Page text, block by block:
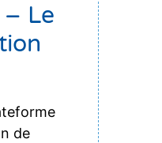
Le
de